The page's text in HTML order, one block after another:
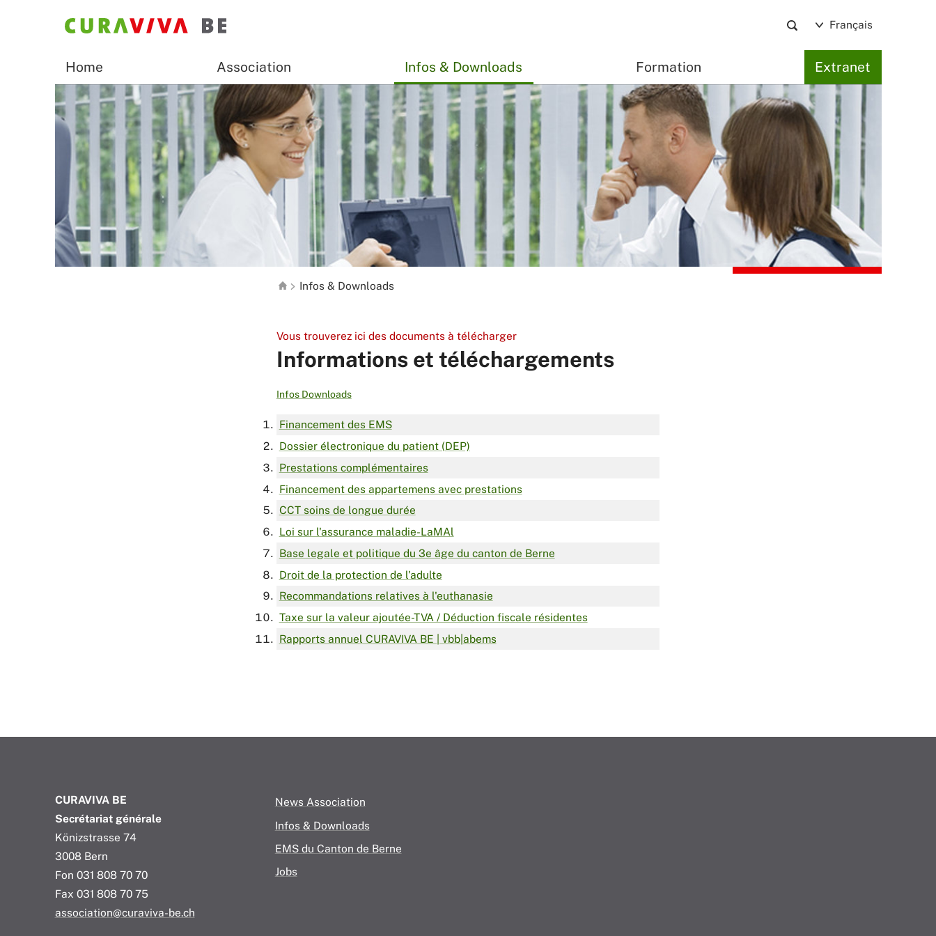
Français
Home Association Infos & Downloads Formation Extranet
Infos & Downloads
Vous trouverez ici des documents à télécharger
Informations et téléchargements
Infos Downloads
Financement des EMS
Dossier électronique du patient (DEP)
Prestations complémentaires
Financement des appartemens avec prestations
CCT soins de longue durée
Loi sur l'assurance maladie-LaMAl
Base legale et politique du 3e âge du canton de Berne
Droit de la protection de l'adulte
Recommandations relatives à l'euthanasie
Taxe sur la valeur ajoutée-TVA / Déduction fiscale résidentes
Rapports annuel CURAVIVA BE | vbb|abems
CURAVIVA BE
Secrétariat générale
Könizstrasse 74
3008 Bern
Fon 031 808 70 70
Fax 031 808 70 75
association@curaviva-be.ch
News Association
Infos & Downloads
EMS du Canton de Berne
Jobs